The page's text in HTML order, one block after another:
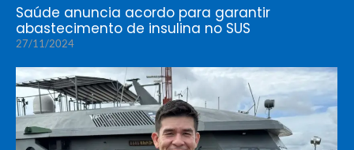
Saúde anuncia acordo para garantir
abastecimento de insulina no SUS
27/11/2024